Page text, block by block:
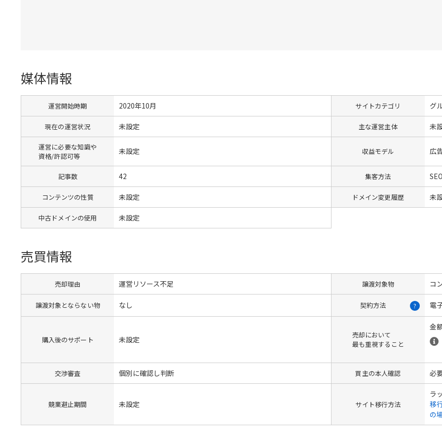
媒体情報
運営開始時期 2020年10月 サイトカテゴリ グ
現在の運営状況 未設定 主な運営主体 未
運営に必要な知識や
資格/許認可等
未設定 収益モデル 広
記事数 42 集客方法
コンテンツの性質 未設定 ドメイン変更履歴 未
中古ドメインの使用 未設定
売買情報
売却理由 運営リソース不足 譲渡対象物 コ
譲渡対象とならない物 なし 契約方法 ? 電
購入後のサポート 未設定
売却において
最も重視すること
金
交渉審査 個別に確認し判断 買主の本人確認 必
競業避止期間 未設定 サイト移行方法
ラ
移
の